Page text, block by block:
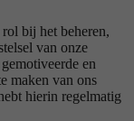
bij het beheren,
van onze
en
maken van ons
hierin regelmatig